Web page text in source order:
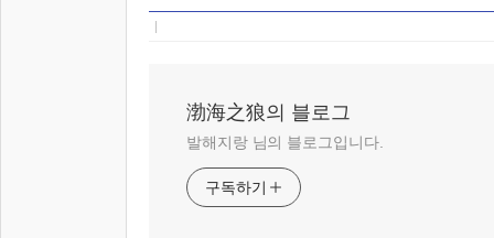
渤海之狼의 블로그
발해지랑 님의 블로그입니다.
구독하기